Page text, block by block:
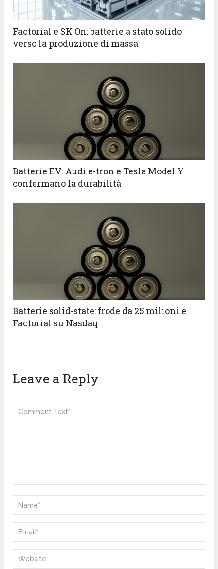
Factorial e SK On: batterie a stato solido
verso la produzione di massa
Batterie EV: Audi e-tron e Tesla Model Y
confermano la durabilità
Batterie solid-state: frode da 25 milioni e
Factorial su Nasdaq
Leave a Reply